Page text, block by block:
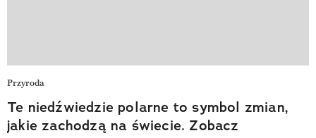
Przyroda
Te niedźwiedzie polarne to symbol zmian,
jakie zachodzą na świecie. Zobacz